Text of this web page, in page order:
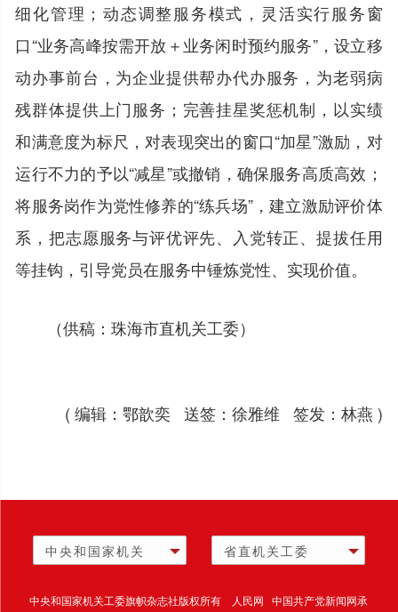
细化管理；动态调整服务模式，灵活实行服务窗
口“业务高峰按需开放＋业务闲时预约服务”，设立移
动办事前台，为企业提供帮办代办服务，为老弱病
残群体提供上门服务；完善挂星奖惩机制，以实绩
和满意度为标尺，对表现突出的窗口“加星”激励，对
运行不力的予以“减星”或撤销，确保服务高质高效；
将服务岗作为党性修养的“练兵场”，建立激励评价体
系，把志愿服务与评优评先、入党转正、提拔任用
等挂钩，引导党员在服务中锤炼党性、实现价值。
（供稿：珠海市直机关工委）
( 编辑：鄂歆奕 送签：徐雅维 签发：林燕 )
中央和国家机关 省直机关工委
中央和国家机关工委旗帜杂志社版权所有 人民网 中国共产党新闻网承